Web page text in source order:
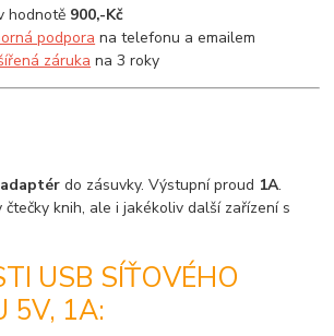
hodnotě 900,-Kč
podpora na telefonu a emailem
záruka na 3 roky
adaptér do zásuvky. Výstupní proud 1A.
knih, ale i jakékoliv další zařízení s
USB SÍŤOVÉHO
5V, 1A: